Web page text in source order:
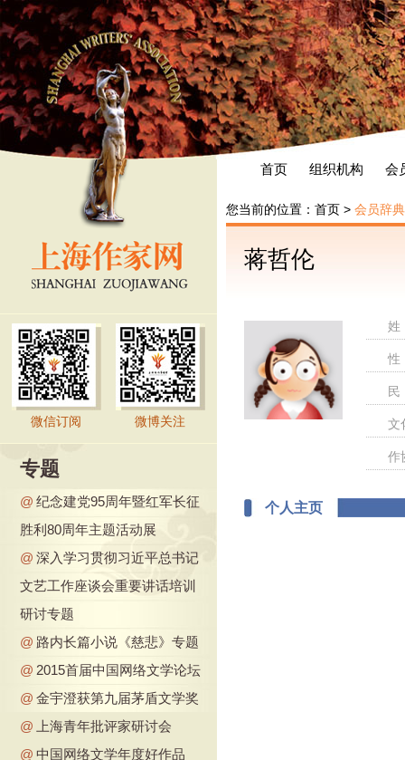
首页 组织机构 会
微信订阅 微博关注
专题
@ 纪念建党95周年暨红军长征
胜利80周年主题活动展
@ 深入学习贯彻习近平总书记
文艺工作座谈会重要讲话培训
研讨专题
@ 路内长篇小说《慈悲》专题
@ 2015首届中国网络文学论坛
@ 金宇澄获第九届茅盾文学奖
@
上海青年批评家研讨会
@ 中国网络文学年度好作品
您当前的位置： 首页 > 会员辞典
蒋哲伦
文
作
个人主页